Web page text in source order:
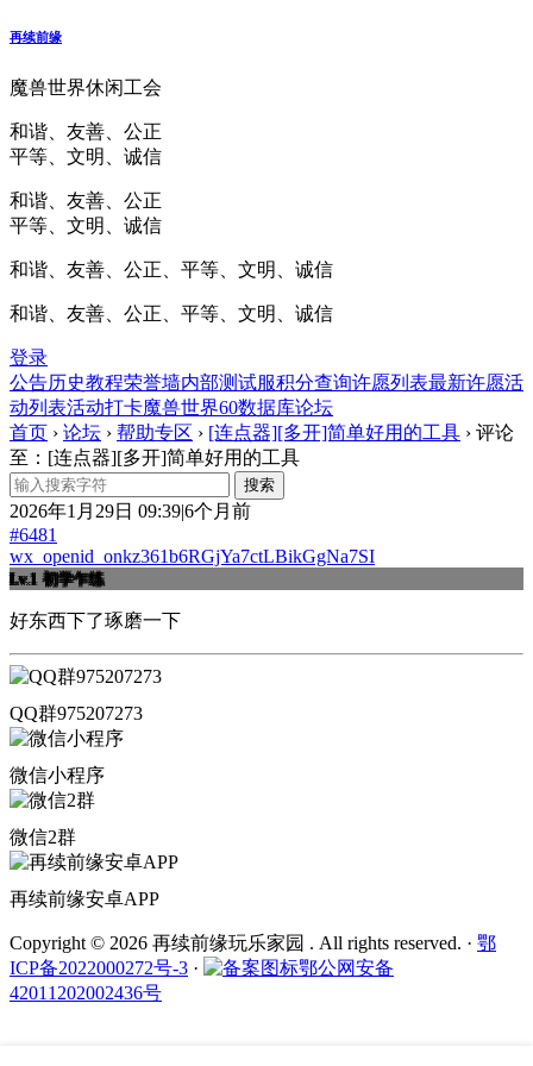
再续前缘
魔兽世界休闲工会
和谐、友善、公正
平等、文明、诚信
和谐、友善、公正
平等、文明、诚信
和谐、友善、公正、平等、文明、诚信
和谐、友善、公正、平等、文明、诚信
登录
公告历史教程荣誉墙内部测试服积分查询许愿列表最新许愿活
动列表活动打卡魔兽世界60数据库论坛
首页 › 论坛 › 帮助专区 › [连点器][多开]简单好用的工具 › 评论
至：[连点器][多开]简单好用的工具
2026年1月29日 09:39|6个月前
#6481
wx_openid_onkz361b6RGjYa7ctLBikGgNa7SI
Lv.1 初学乍练
好东西下了琢磨一下
QQ群975207273
微信小程序
微信2群
再续前缘安卓APP
Copyright © 2026 再续前缘玩乐家园 . All rights reserved. · 鄂
ICP备2022000272号-3 ·
鄂公网安备
42011202002436号